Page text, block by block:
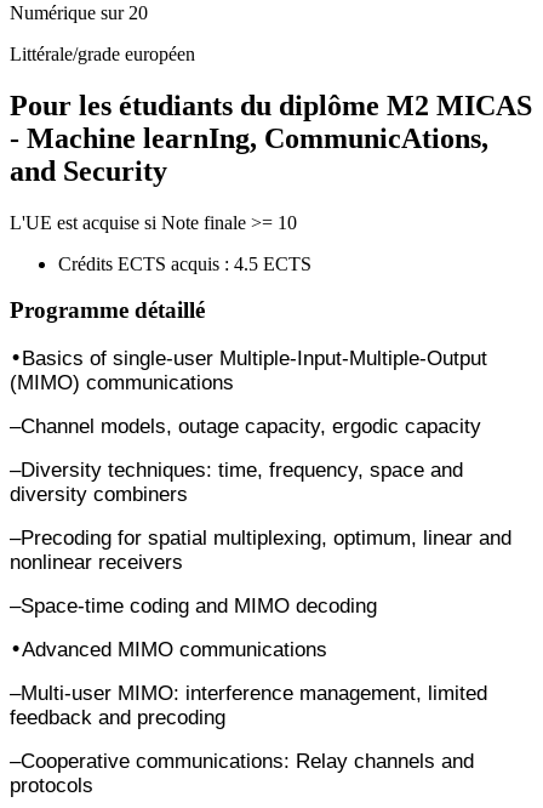
Numérique sur 20
Littérale/grade européen
Pour les étudiants du diplôme M2 MICAS
- Machine learnIng, CommunicAtions,
and Security
L'UE est acquise si Note finale >= 10
Crédits ECTS acquis : 4.5 ECTS
Programme détaillé
•Basics of single-user Multiple-Input-Multiple-Output
(MIMO) communications
–Channel models, outage capacity, ergodic capacity
–Diversity techniques: time, frequency, space and
diversity combiners
–Precoding for spatial multiplexing, optimum, linear and
nonlinear receivers
–Space-time coding and MIMO decoding
•Advanced MIMO communications
–Multi-user MIMO: interference management, limited
feedback and precoding
–Cooperative communications: Relay channels and
protocols